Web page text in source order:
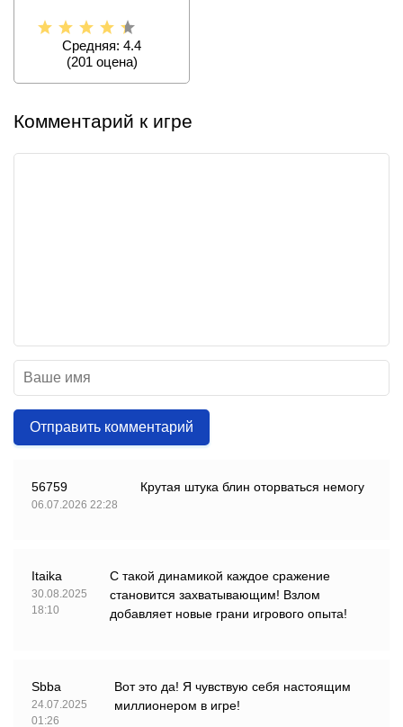
Средняя: 4.4
(201оценa)
Комментарий к игре
Отправить комментарий
56759
06.07.2026 22:28
Крутая штука блин оторваться немогу
Itaika
30.08.2025
18:10
С такой динамикой каждое сражение
становится захватывающим! Взлом
добавляет новые грани игрового опыта!
Sbba
24.07.2025
01:26
Вот это да! Я чувствую себя настоящим
миллионером в игре!